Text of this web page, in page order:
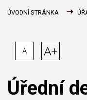
ÚVODNÍ STRÁNKA
A A+
Úřední